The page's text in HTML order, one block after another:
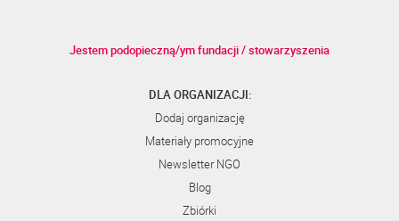
Jestem podopieczną/ym fundacji / stowarzyszenia
DLA ORGANIZACJI:
Dodaj organizację
Materiały promocyjne
Newsletter NGO
Blog
Zbiórki